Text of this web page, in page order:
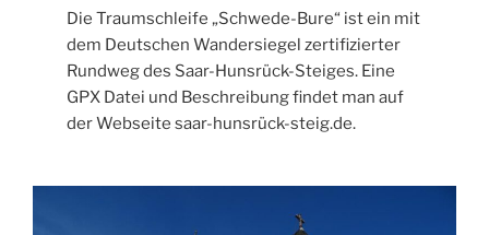
Die Traumschleife „Schwede-Bure“ ist ein mit
dem Deutschen Wandersiegel zertifizierter
Rundweg des Saar-Hunsrück-Steiges. Eine
GPX Datei und Beschreibung findet man auf
der Webseite saar-hunsrück-steig.de.